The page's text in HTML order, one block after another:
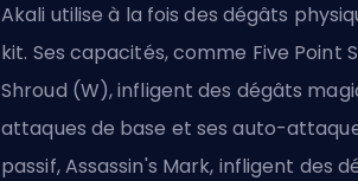
Akali utilise à la fois des dégâts
kit. Ses capacités, comme Five Point
Shroud (W), infligent des dégâts
attaques de base et ses auto-
passif, Assassin's Mark, infligent des